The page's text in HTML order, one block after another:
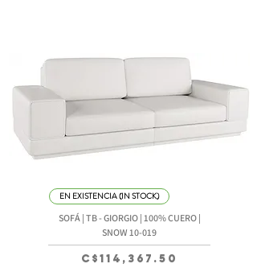
EN EXISTENCIA (IN STOCK)
SOFÁ | TB - GIORGIO | 100% CUERO |
SNOW 10-019
Precio
C$114,367.50